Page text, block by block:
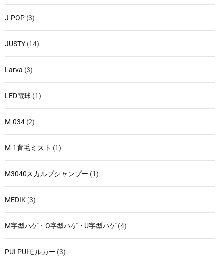
J-POP (3)
JUSTY (14)
Larva (3)
LED電球 (1)
M-034 (2)
M-1育毛ミスト (1)
M3040スカルプシャンプー (1)
MEDIK (3)
M字型ハゲ・O字型ハゲ・U字型ハゲ(4)
PUI PUIモルカー (3)